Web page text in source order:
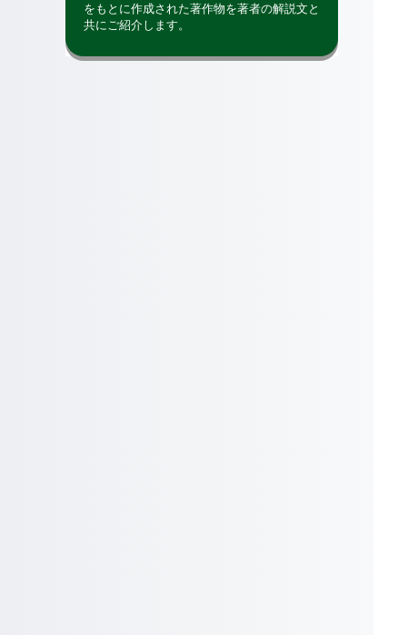
をもとに作成された著作物を著者の解説文と
共にご紹介します。